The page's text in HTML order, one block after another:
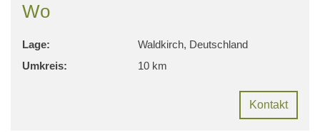
Wo
Lage:
Waldkirch, Deutschland
Umkreis:
10 km
Kontakt